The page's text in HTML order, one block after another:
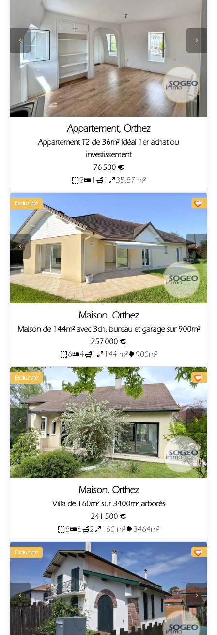
Appartement, Orthez
Appartement T2 de 36m² idéal 1er achat ou
investissement
76 500 €
2
1 1 35.87 m²
Exclusivité
Maison, Orthez
Maison de 144m² avec 3ch, bureau et garage sur 900m²
257 000 €
6
4 1 144 m² 900m²
Exclusivité
Maison, Orthez
Villa de 160m² sur 3400m² arborés
241 500 €
8
6 2 160 m² 3464m²
Exclusivité